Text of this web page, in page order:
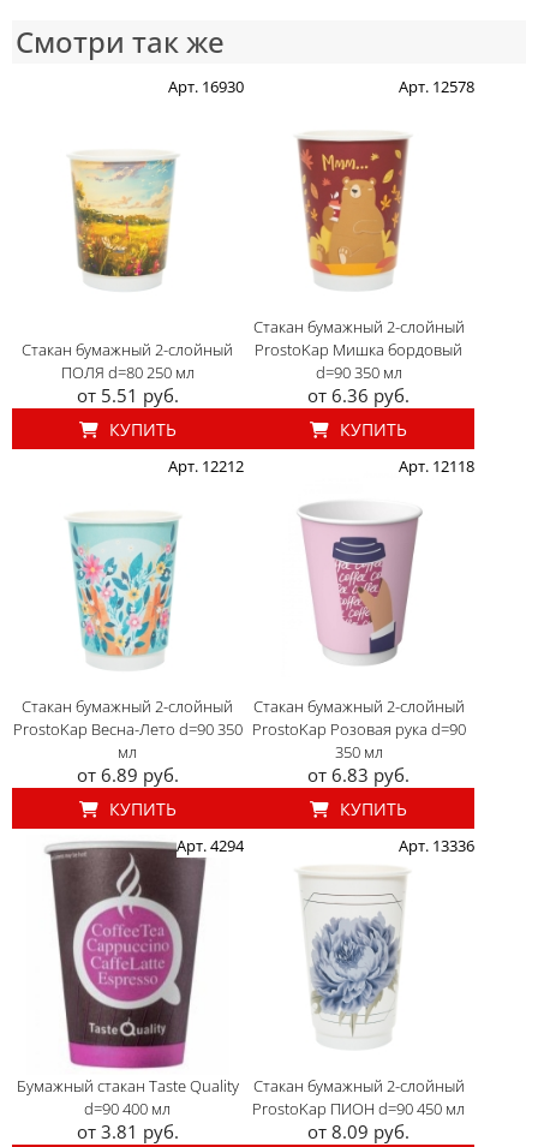
Смотри так же
Арт. 16930
Стакан бумажный 2-слойный
ПОЛЯ d=80 250 мл
от 5.51 руб.
КУПИТЬ
Арт. 12578
Стакан бумажный 2-слойный
ProstoKap Мишка бордовый
d=90 350 мл
от 6.36 руб.
КУПИТЬ
Арт. 12212
Стакан бумажный 2-слойный
ProstoKap Весна-Лето d=90 350
мл
от 6.89 руб.
КУПИТЬ
Арт. 12118
Стакан бумажный 2-слойный
ProstoKap Розовая рука d=90
350 мл
от 6.83 руб.
КУПИТЬ
Арт. 4294
Бумажный стакан Taste Quality
d=90 400 мл
от 3.81 руб.
Арт. 13336
Стакан бумажный 2-слойный
ProstoKap ПИОН d=90 450 мл
от 8.09 руб.